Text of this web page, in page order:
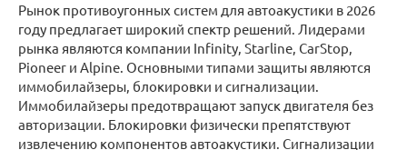
Рынок противоугонных систем для автоакустики в 2026
году предлагает широкий спектр решений. Лидерами
рынка являются компании Infinity, Starline, CarStop,
Pioneer и Alpine. Основными типами защиты являются
иммобилайзеры, блокировки и сигнализации.
Иммобилайзеры предотвращают запуск двигателя без
авторизации. Блокировки физически препятствуют
извлечению компонентов автоакустики. Сигнализации